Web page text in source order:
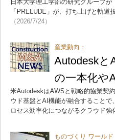
日本大学理工学部の研究グループ
「PRELUDE」が、打ち上げと軌
（2026/7/24）
産業動向：
Autodesk
の一本化や
米AutodeskはAWSと戦略的協業契
ウド基盤とAI機能が融合すること
ロセス効率化につながるクラウド強
ものづくり ワールド